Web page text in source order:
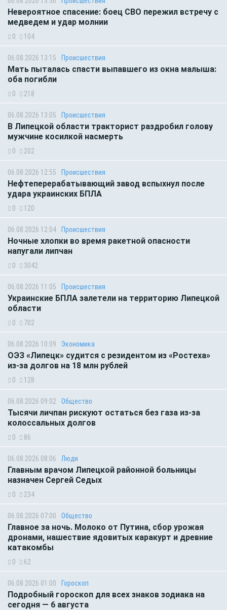
Невероятное спасение: боец СВО пережил встречу с
медведем и удар молнии
0 104
06.08.2026 13:15 Происшествия
Мать пыталась спасти выпавшего из окна малыша:
оба погибли
0 218
06.08.2026 13:05 Происшествия
В Липецкой области тракторист раздробил голову
мужчине косилкой насмерть
0 202
06.08.2026 12:55 Происшествия
Нефтеперерабатывающий завод вспыхнул после
удара украинских БПЛА
0 120
06.08.2026 12:04 Происшествия
Ночные хлопки во время ракетной опасности
напугали липчан
0 3042
06.08.2026 11:05 Происшествия
Украинские БПЛА залетели на территорию Липецкой
области
0 702
06.08.2026 10:09 Экономика
ОЭЗ «Липецк» судится с резидентом из «Ростеха»
из-за долгов на 18 млн рублей
0 128
06.08.2026 09:02 Общество
Тысячи личпан рискуют остаться без газа из-за
колоссальных долгов
0 86
06.08.2026 08:06 Люди
Главным врачом Липецкой районной больницы
назначен Сергей Седых
0 234
06.08.2026 07:00 Общество
Главное за ночь. Молоко от Путина, сбор урожая
дронами, нашествие ядовитых каракурт и древние
катакомбы
0 62
06.08.2026 01:00 Гороскоп
Подробный гороскоп для всех знаков зодиака на
сегодня — 6 августа